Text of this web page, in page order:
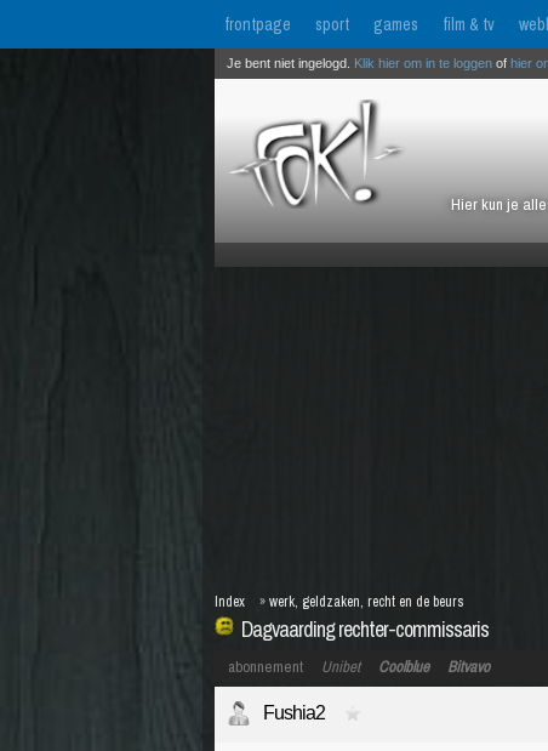
frontpage sport games film & tv
Hier kun je
Je bent niet ingelogd. Klik hier om in te loggen of hier
Dagvaarding rechter-commissaris
Index »werk, geldzaken, recht en de beurs
abonnement Unibet Coolblue Bitvavo
Fushia2